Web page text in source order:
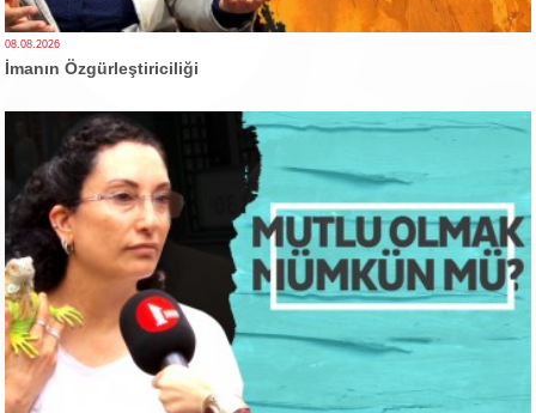
08.08.2026
İmanın Özgürleştiriciliği